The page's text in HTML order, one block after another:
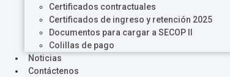
Certificados contractuales
Certificados de ingreso y retención 2025
Documentos para cargar a SECOP II
Colillas de pago
Noticias
Contáctenos